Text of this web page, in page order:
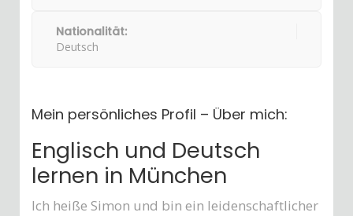
Nationalität:
Deutsch
Mein persönliches Profil – Über mich:
Englisch und Deutsch
lernen in München
Ich heiße Simon und bin ein leidenschaftlicher